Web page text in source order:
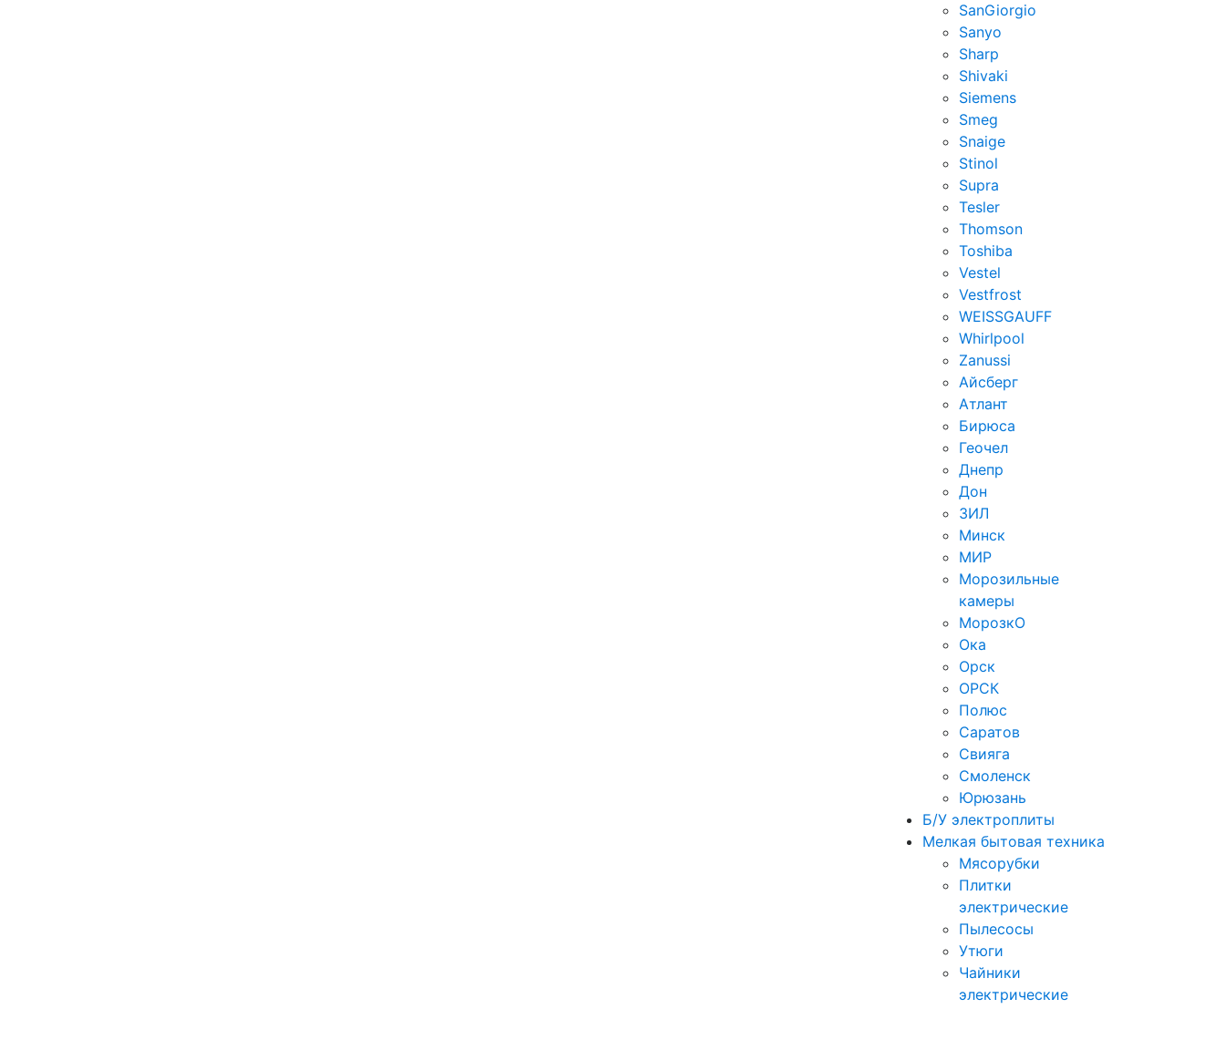
SanGiorgio
Sanyo
Sharp
Shivaki
Siemens
Smeg
Snaige
Stinol
Supra
Tesler
Thomson
Toshiba
Vestel
Vestfrost
WEISSGAUFF
Whirlpool
Zanussi
Айсберг
Атлант
Бирюса
Геочел
Днепр
Дон
ЗИЛ
Минск
МИР
Морозильные
камеры
МорозкО
Ока
Орск
ОРСК
Полюс
Саратов
Свияга
Смоленск
Юрюзань
Б/У электроплиты
Мелкая бытовая техника
Мясорубки
Плитки
электрические
Пылесосы
Утюги
Чайники
электрические